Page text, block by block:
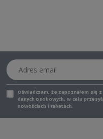
Adres email
Oświadczam, że zapoznałem się z
danych osobowych, w celu
nowościach i rabatach.